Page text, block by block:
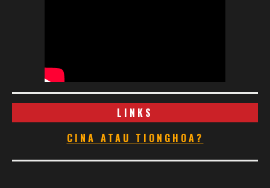
LINKS
CINA ATAU TIONGHOA?